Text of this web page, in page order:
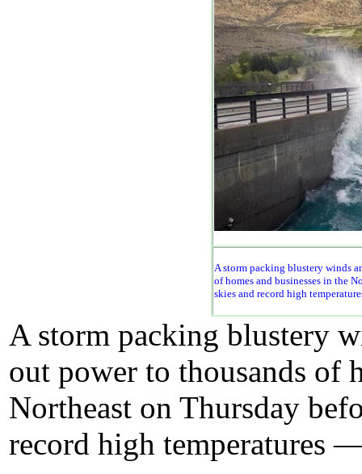
A storm packing blustery winds
of homes and businesses in the
skies and record high
A storm packing blustery
out power to thousands of
Northeast on Thursday
record high temperatures